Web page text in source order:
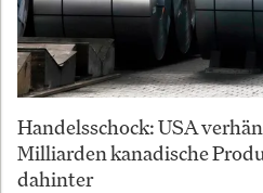
Handelsschock: USA
Milliarden kanadische
dahinter